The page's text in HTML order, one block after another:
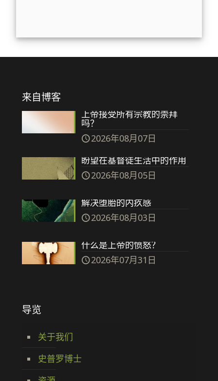
来自博客
上帝接受所有宗教的崇拜
吗？
2026年08月07日
盼望在基督徒生活中的作用
2026年08月05日
解决堕胎的内疚感
2026年08月03日
什么是上帝的愤怒？
2026年07月31日
导览
关于我们
史普罗博士